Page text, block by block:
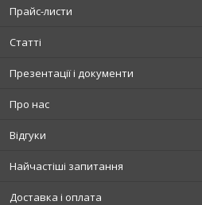
Прайс-листи
Статті
Презентації і документи
Про нас
Відгуки
Найчастіші запитання
Доставка і оплата